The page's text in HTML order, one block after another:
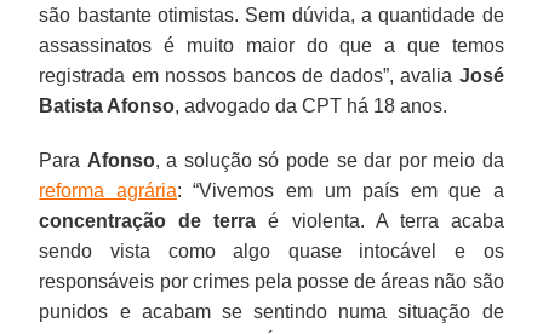
são bastante otimistas. Sem dúvida, a quantidade de
assassinatos é muito maior do que a que temos
registrada em nossos bancos de dados”, avalia José
Batista Afonso, advogado da CPT há 18 anos.
Para Afonso, a solução só pode se dar por meio da
reforma agrária: “Vivemos em um país em que a
concentração de terra é violenta. A terra acaba
sendo vista como algo quase intocável e os
responsáveis por crimes pela posse de áreas não são
punidos e acabam se sentindo numa situação de